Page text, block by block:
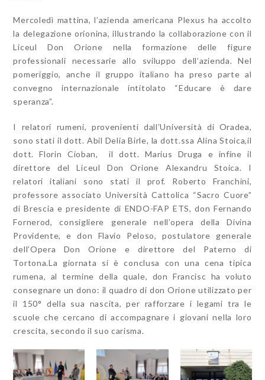
Mercoledì mattina, l’azienda americana Plexus ha accolto
la delegazione orionina, illustrando la collaborazione con il
Liceul Don Orione nella formazione delle figure
professionali necessarie allo sviluppo dell’azienda. Nel
pomeriggio, anche il gruppo italiano ha preso parte al
convegno internazionale intitolato “Educare è dare
speranza”.
I relatori rumeni, provenienti dall’Università di Oradea,
sono stati ildott. Abil Delia Birle, la dott.ssa Alina Stoica,il
dott. Florin Cioban, il dott. Marius Druga e infine il
direttore del Liceul Don Orione Alexandru Stoica. I
relatori italiani sono stati il prof. Roberto Franchini,
professore associato Università Cattolica “Sacro Cuore”
di Brescia e presidente di ENDO-FAP ETS, don Fernando
Fornerod, consigliere generale nell’opera della Divina
Providente, e don Flavio Peloso, postulatore generale
dell’Opera Don Orione e direttore del Paterno di
Tortona.La giornata si è conclusa con una cena tipica
rumena, al termine della quale, don Francisc ha voluto
consegnare un dono: il quadro di don Orione utilizzato per
il 150° della sua nascita, per rafforzare i legami tra le
scuole che cercano di accompagnare i giovani nella loro
crescita, secondo il suo carisma.